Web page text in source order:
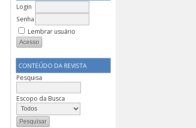
Login
Senha
Lembrar usuário
CONTEÚDO DA REVISTA
Pesquisa
Escopo da Busca